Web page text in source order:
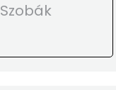
Szobák